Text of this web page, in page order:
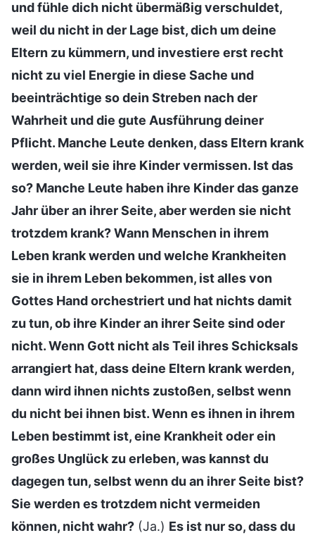
und fühle dich nicht übermäßig verschuldet,
weil du nicht in der Lage bist, dich um deine
Eltern zu kümmern, und investiere erst recht
nicht zu viel Energie in diese Sache und
beeinträchtige so dein Streben nach der
Wahrheit und die gute Ausführung deiner
Pflicht. Manche Leute denken, dass Eltern krank
werden, weil sie ihre Kinder vermissen. Ist das
so? Manche Leute haben ihre Kinder das ganze
Jahr über an ihrer Seite, aber werden sie nicht
trotzdem krank? Wann Menschen in ihrem
Leben krank werden und welche Krankheiten
sie in ihrem Leben bekommen, ist alles von
Gottes Hand orchestriert und hat nichts damit
zu tun, ob ihre Kinder an ihrer Seite sind oder
nicht. Wenn Gott nicht als Teil ihres Schicksals
arrangiert hat, dass deine Eltern krank werden,
dann wird ihnen nichts zustoßen, selbst wenn
du nicht bei ihnen bist. Wenn es ihnen in ihrem
Leben bestimmt ist, eine Krankheit oder ein
großes Unglück zu erleben, was kannst du
dagegen tun, selbst wenn du an ihrer Seite bist?
Sie werden es trotzdem nicht vermeiden
können, nicht wahr? (Ja.) Es ist nur so, dass du